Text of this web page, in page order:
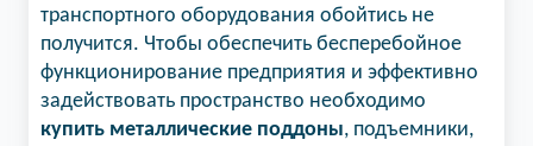
транспортного оборудования обойтись не
получится. Чтобы обеспечить бесперебойное
функционирование предприятия и эффективно
задействовать пространство необходимо
купить металлические поддоны, подъемники,